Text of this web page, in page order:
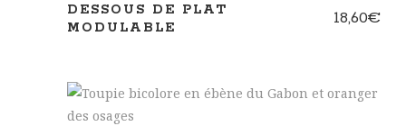
DESSOUS DE PLAT
MODULABLE
18,60€